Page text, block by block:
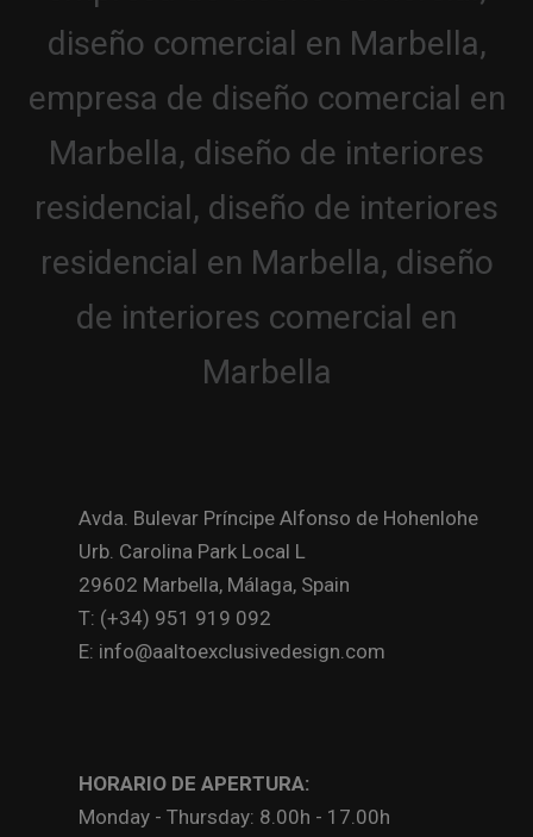
Avda. Bulevar Príncipe Alfonso de Hohenlohe
Urb. Carolina Park Local L
29602 Marbella, Málaga, Spain
T: (+34) 951 919 092
E: info@aaltoexclusivedesign.com
HORARIO DE APERTURA:
Monday - Thursday: 8.00h - 17.00h